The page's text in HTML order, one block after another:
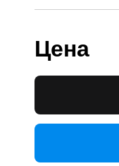
Цена